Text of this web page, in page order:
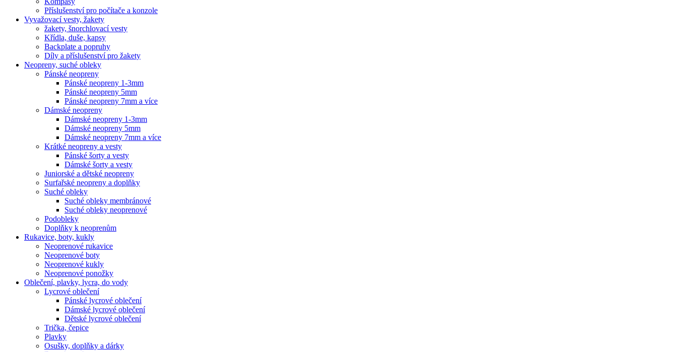
Příslušenství pro počítače a konzole
Vyvažovací vesty, žakety
žakety, šnorchlovací vesty
Křídla, duše, kapsy
Backplate a popruhy
Díly a příslušenství pro žakety
Neopreny, suché obleky
Pánské neopreny
Pánské neopreny 1-3mm
Pánské neopreny 5mm
Pánské neopreny 7mm a více
Dámské neopreny
Dámské neopreny 1-3mm
Dámské neopreny 5mm
Dámské neopreny 7mm a více
Krátké neopreny a vesty
Pánské šorty a vesty
Dámské šorty a vesty
Juniorské a dětské neopreny
Surfařské neopreny a doplňky
Suché obleky
Suché obleky membránové
Suché obleky neoprenové
Podobleky
Doplňky k neoprenům
Rukavice, boty, kukly
Neoprenové rukavice
Neoprenové boty
Neoprenové kukly
Neoprenové ponožky
Oblečení, plavky, lycra, do vody
Lycrové oblečení
Pánské lycrové oblečení
Dámské lycrové oblečení
Dětské lycrové oblečení
Trička, čepice
Plavky
Osušky, doplňky a dárky